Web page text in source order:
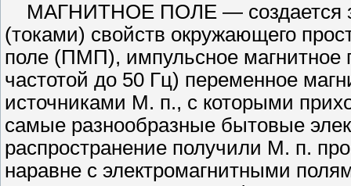
МАГНИТНОЕ ПОЛЕ — создает­ся
(токами) свойств окружающе­го
поле (ПМП), импульсное
частотой до 50 Гц) пе­ременное
источниками М. п., с ко­торыми
самые разнообразные бытовые
распространение получили М. п.
наравне с электромагнитными